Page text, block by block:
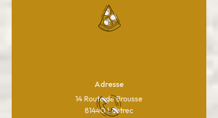
Adresse
14 Route de Brousse
81440 Lautrec